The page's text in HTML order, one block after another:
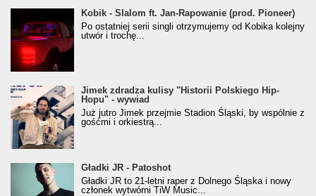
Kobik - Slalom ft. Jan-Rapowanie (prod. Pioneer)
[Official Music Visualiser]
Kobik - Slalom ft. Jan-Rapowanie (prod. Pioneer)
Po ostatniej serii singli otrzymujemy od Kobika kolejny
utwór i trochę...
Jimek zdradza kulisy "Historii Polskiego Hip-
Hopu" - wywiad
Jimek zdradza kulisy "Historii Polskiego Hip-
Hopu" - wywiad
Już jutro Jimek przejmie Stadion Śląski, by wspólnie z
gośćmi i orkiestrą...
Gładki JR - Patoshot
Gładki JR - Patoshot
Gładki JR to 21-letni raper z Dolnego Śląska i nowy
członek wytwórni TiW Music...